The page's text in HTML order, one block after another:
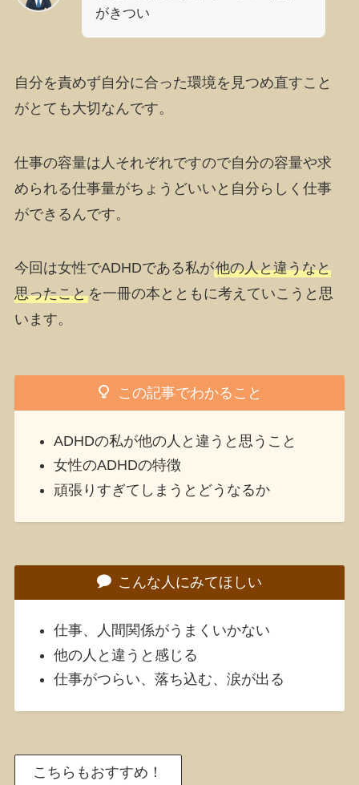
がきつい
自分を責めず自分に合った環境を見つめ直すこと
がとても大切なんです。
仕事の容量は人それぞれですので自分の容量や求
められる仕事量がちょうどいいと自分らしく仕事
ができるんです。
今回は女性でADHDである私が他の人と違うなと
思ったことを一冊の本とともに考えていこうと思
います。
この記事でわかること
ADHDの私が他の人と違うと思うこと
女性のADHDの特徴
頑張りすぎてしまうとどうなるか
こんな人にみてほしい
仕事、人間関係がうまくいかない
他の人と違うと感じる
仕事がつらい、落ち込む、涙が出る
こちらもおすすめ！